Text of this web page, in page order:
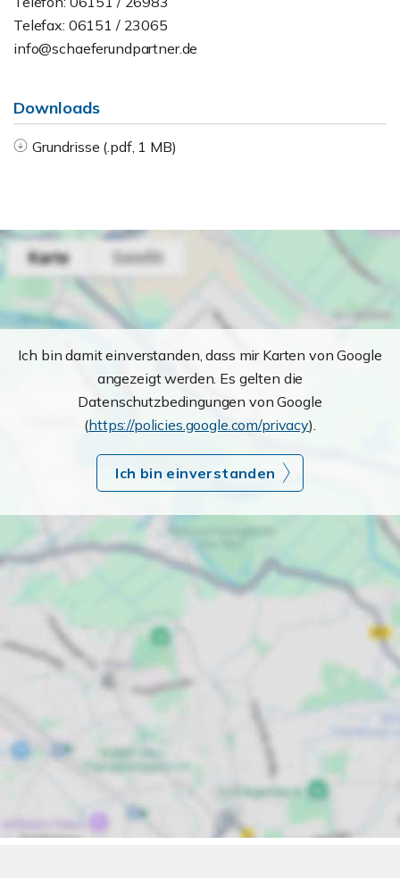
Telefax: 06151 / 23065
info@schaeferundpartner.de
Downloads
Grundrisse (.pdf, 1 MB)
Ich bin damit einverstanden, dass mir Karten von Google
angezeigt werden. Es gelten die
Datenschutzbedingungen von Google
(https://policies.google.com/privacy).
Ich bin einverstanden